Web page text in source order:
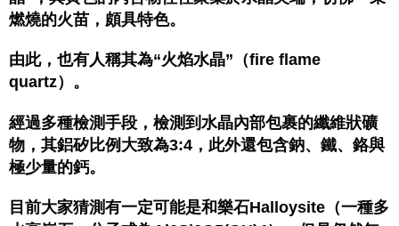
燃燒的火苗，頗具特色。
由此，也有人稱其為“火焰水晶”（fire flame
quartz）。
經過多種檢測手段，檢測到水晶內部包裹的纖維狀礦
物，其鋁矽比例大致為3:4，此外還包含鈉、鐵、鉻與
極少量的鈣。
目前大家猜測有一定可能是和樂石Halloysite（一種多